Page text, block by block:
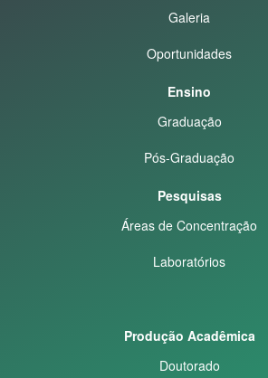
Galeria
Oportunidades
Ensino
Graduação
Pós-Graduação
Pesquisas
Áreas de Concentração
Laboratórios
Produção Acadêmica
Doutorado